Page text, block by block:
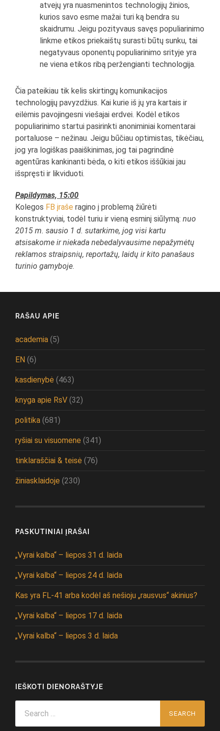
atvejų yra nuasmenintos technologijų žinios,
kurios savo esme mažai turi ką bendra su
skaidrumu. Jeigu pozityvaus savęs populiarinimo
linkme etikos priekaištų surasti būtų sunku, tai
negatyvaus oponentų populiarinimo srityje yra
ne viena etikos ribą peržengianti technologija.
Čia pateikiau tik kelis skirtingų komunikacijos
technologijų pavyzdžius. Kai kurie iš jų yra kartais ir
eilėmis pavojingesni viešajai erdvei. Kodėl etikos
populiarinimo startui pasirinkti anoniminiai komentarai
portaluose – nežinau. Jeigu būčiau optimistas, tikėčiau,
jog yra logiškas paaiškinimas, jog tai pagrindinė
agentūras kankinanti bėda, o kiti etikos iššūkiai jau
išspręsti ir likviduoti.
Papildymas, 15:00
Kolegos FB įraše ragino į problemą žiūrėti
konstruktyviai, todėl turiu ir vieną esminį siūlymą:nuo
2015 m. sausio 1 d. sutarkime, jog visi kartu
atsisakome ir niekada nebedalyvausimenepažymėtų
reklamos straipsnių, reportažų, laidų ir kito panašaus
turinio gamyboje.
RAŠAU APIE
academia (5)
EN (6)
kasdienybė (463)
knyga apie RsV (32)
politika (681)
ryšiai su visuomene (341)
tinklaraščiai & teisė (76)
žiniasklaidoje (230)
PASKUTINIAI ĮRAŠAI
„Vyrai kalba“ – liepos 31 d. laida
„Vyrai kalba“ – liepos 24 d. laida
Kas yra FL-41 arba kodėl aš nešioju „rausvus“ akinius?
„Vyrai kalba“ – liepos 17 d. laida
„Vyrai kalba“ – liepos 3 d. laida
IEŠKOTI DIENORAŠTYJE
for: